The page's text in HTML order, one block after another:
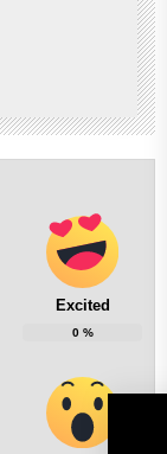
Excited
0%